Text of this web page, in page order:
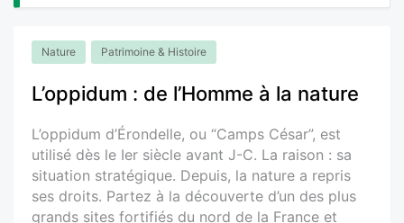
Nature Patrimoine & Histoire
L’oppidum : de l’Homme à la nature
L’oppidum d’Érondelle, ou “Camps César”, est
utilisé dès le Ier siècle avant J-C. La raison : sa
situation stratégique. Depuis, la nature a repris
ses droits. Partez à la découverte d’un des plus
grands sites fortifiés du nord de la France et